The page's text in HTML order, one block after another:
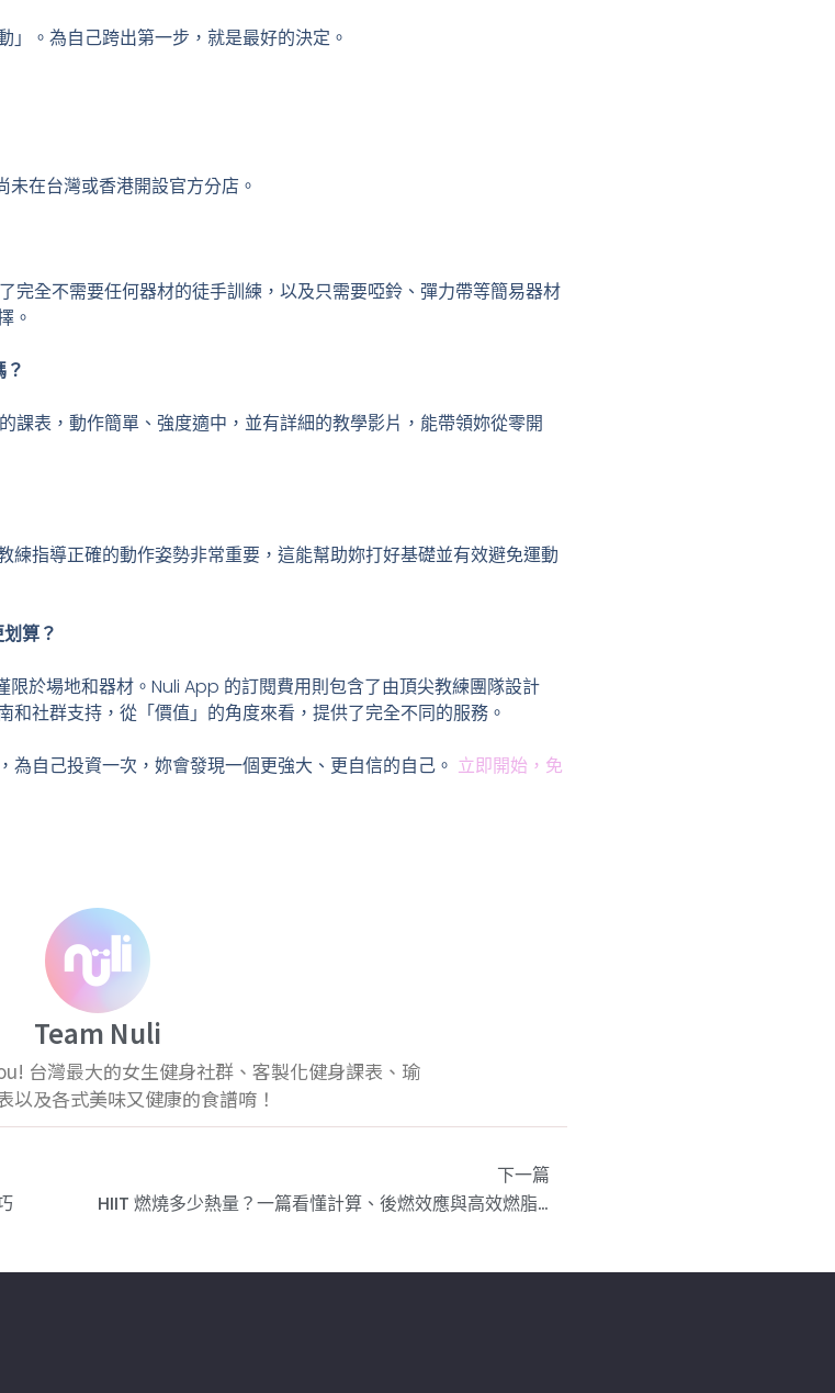
。為自己跨出第一步，就是最好的決定。
在台灣或香港開設官方分店。
完全不需要任何器材的徒手訓練，以及只需要啞鈴、彈力帶等簡易器材
。
課表，動作簡單、強度適中，並有詳細的教學影片，能帶領妳從零開
練指導正確的動作姿勢非常重要，這能幫助妳打好基礎並有效避免運動
算？
於場地和器材。Nuli App 的訂閱費用則包含了由頂尖教練團隊設計
社群支持，從「價值」的角度來看，提供了完全不同的服務。
自己投資一次，妳會發現一個更強大、更自信的自己。 立即開始，免
Team Nuli
台灣最大的女生健身社群、客製化健身課表、瑜
以及各式美味又健康的食譜唷！
下一篇
HIIT 燃燒多少熱量？一篇看懂計算、後燃效應與高效燃脂秘訣